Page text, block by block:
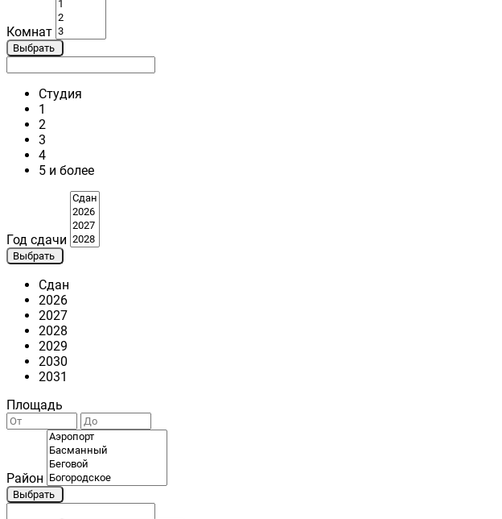
Комнат
Выбрать
Студия
1
2
3
4
5 и более
Год сдачи
Выбрать
Сдан
2026
2027
2028
2029
2030
2031
Площадь
Район
Выбрать